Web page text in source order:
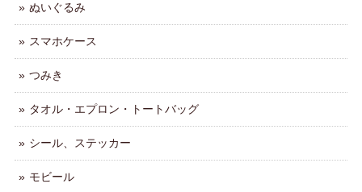
ぬいぐるみ
スマホケース
つみき
タオル・エプロン・トートバッグ
シール、ステッカー
モビール